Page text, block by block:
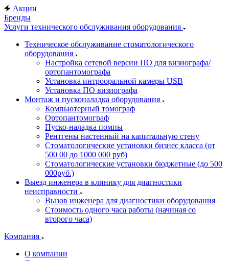
Акции
Бренды
Услуги технического обслуживания оборудования
Техническое обслуживание стоматологического
оборудования
Настройка сетевой версии ПО для визиографа/
ортопантомографа
Установка интрооральной камеры USB
Установка ПО визиографа
Монтаж и пусконаладка оборудования
Компьютерный томограф
Ортопантомограф
Пуско-наладка помпы
Рентгены настенный на капитальную стену
Стоматологические установки бизнес класса (от
500 00 до 1000 000 руб)
Стоматологические установки бюджетные (до 500
000руб.)
Выезд инженера в клинику для диагностики
неисправности
Вызов инженера для диагностики оборудования
Стоимость одного часа работы (начиная со
второго часа)
Компания
О компании